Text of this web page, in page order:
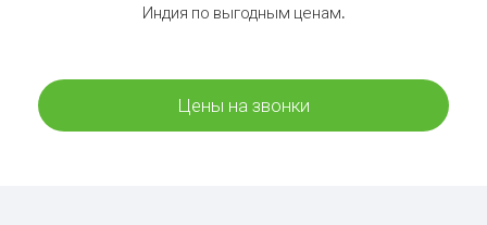
Индия по выгодным ценам.
Цены на звонки